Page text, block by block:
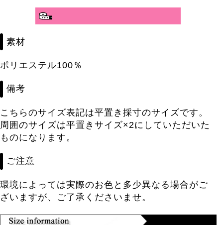
分かりやすいサイズガイド>>
素材
ポリエステル100％
備考
こちらのサイズ表記は平置き採寸のサイズです。
周囲のサイズは平置きサイズ×2にしていただいた
ものになります。
ご注意
環境によっては実際のお色と多少異なる場合がご
ざいますが、ご了承くださいませ。